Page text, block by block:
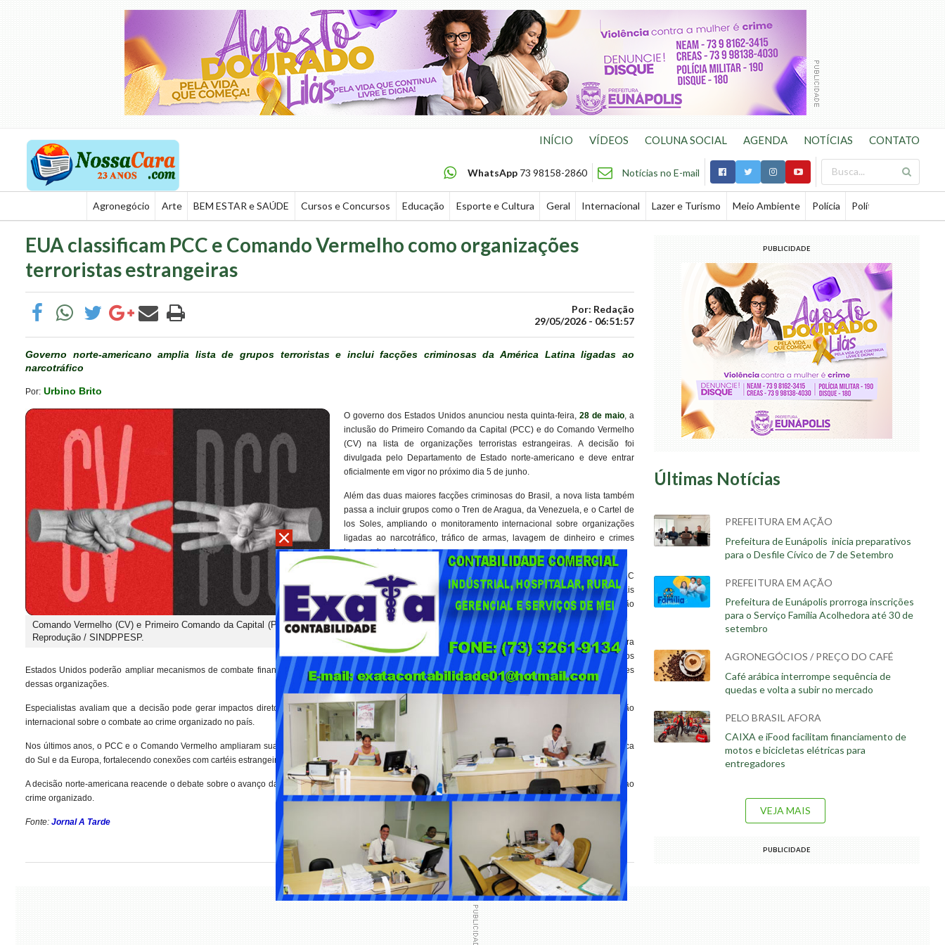
INÍCIO VÍDEOS COLUNA SOCIAL AGENDA NOTÍCIAS CONTATO
WhatsApp 73 98158-2860 Notícias no E-mail
Agronegócio Arte BEM ESTAR e SAÚDE Cursos e Concursos Educação Esporte e Cultura Geral Internacional Lazer e Turismo Meio Ambiente Polícia Política
EUA classificam PCC e Comando Vermelho como organizações
terroristas estrangeiras
Por: Redação
29/05/2026 - 06:51:57
Governo norte-americano amplia lista de grupos terroristas e inclui facções criminosas da América Latina ligadas ao
narcotráfico
Por: Urbino Brito
Comando Vermelho (CV) e Primeiro Comando da Capital (PCC) - Foto:
Reprodução / SINDPPESP.
O governo dos Estados Unidos anunciou nesta quinta-feira, 28 de maio, a
inclusão do Primeiro Comando da Capital (PCC) e do Comando Vermelho
(CV) na lista de organizações terroristas estrangeiras. A decisão foi
divulgada pelo Departamento de Estado norte-americano e deve entrar
oficialmente em vigor no próximo dia 5 de junho.
Além das duas maiores facções criminosas do Brasil, a nova lista também
passa a incluir grupos como o Tren de Aragua, da Venezuela, e o Cartel de
los Soles, ampliando o monitoramento internacional sobre organizações
ligadas ao narcotráfico, tráfico de armas, lavagem de dinheiro e crimes
transnacionais.
Segundo o secretário de Estado dos Estados Unidos, Marco Rubio, o PCC
e o CV são considerados “algumas das organizações criminosas mais
violentas do Brasil”, destacando ainda que ambas possuem atuação
internacional e redes criminosas que ultrapassam as fronteiras brasileiras.
A medida representa um endurecimento da política norte-americana contra
facções e cartéis da América Latina. Com a classificação de terrorismo, os
Estados Unidos poderão ampliar mecanismos de combate financeiro, cooperação internacional e aplicação de sanções contra integrantes e colaboradores
dessas organizações.
Especialistas avaliam que a decisão pode gerar impactos diretos nas relações de segurança entre Brasil e Estados Unidos, além de aumentar a pressão
internacional sobre o combate ao crime organizado no país.
Nos últimos anos, o PCC e o Comando Vermelho ampliaram sua atuação em rotas internacionais do tráfico de drogas, principalmente em países da América
do Sul e da Europa, fortalecendo conexões com cartéis estrangeiros e organizações criminosas internacionais.
A decisão norte-americana reacende o debate sobre o avanço das facções criminosas brasileiras e os desafios enfrentados pelas autoridades no combate ao
crime organizado.
Fonte: Jornal A Tarde
PUBLICIDADE
Últimas Notícias
PREFEITURA EM AÇÃO
Prefeitura de Eunápolis inicia preparativos
para o Desfile Cívico de 7 de Setembro
PREFEITURA EM AÇÃO
Prefeitura de Eunápolis prorroga inscrições
para o Serviço Família Acolhedora até 30 de
setembro
AGRONEGÓCIOS / PREÇO DO CAFÉ
Café arábica interrompe sequência de
quedas e volta a subir no mercado
PELO BRASIL AFORA
CAIXA e iFood facilitam financiamento de
motos e bicicletas elétricas para
entregadores
VEJA MAIS
PUBLICIDADE